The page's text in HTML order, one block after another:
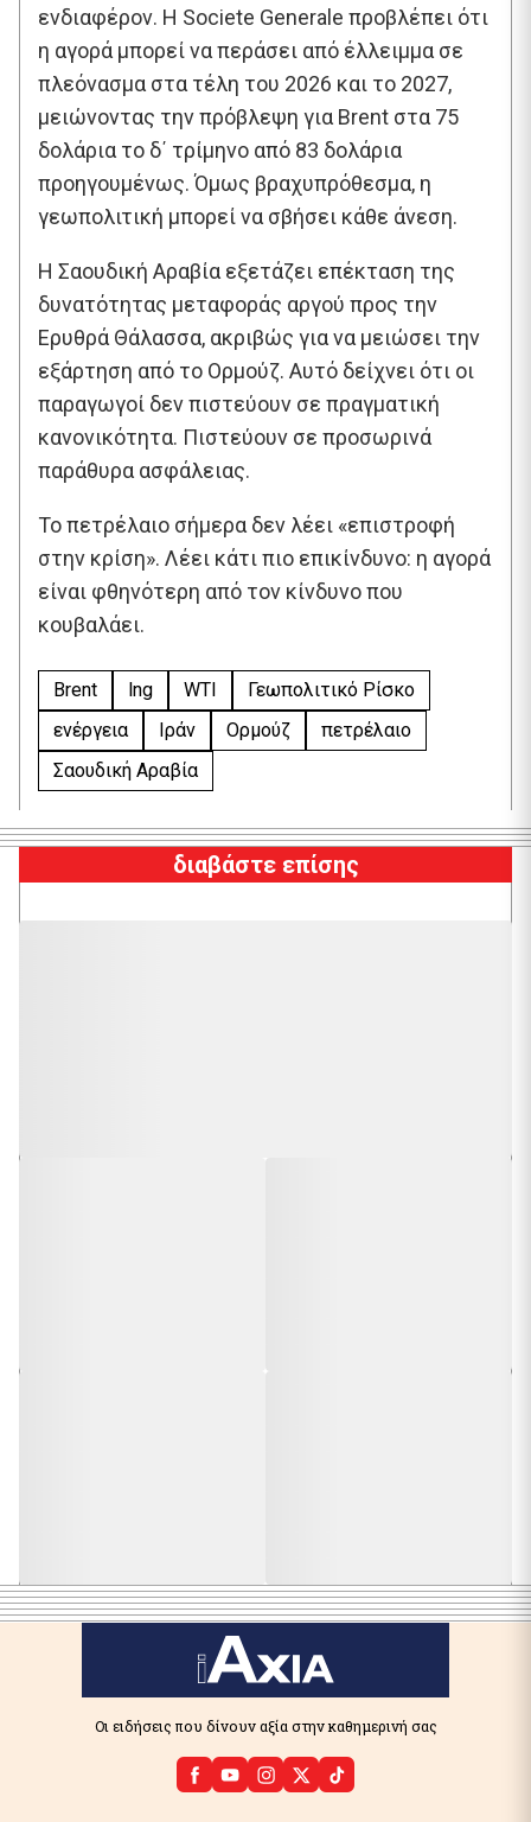
ενδιαφέρον. Η Societe Generale προβλέπει ότι
η αγορά μπορεί να περάσει από έλλειμμα σε
πλεόνασμα στα τέλη του 2026 και το 2027,
μειώνοντας την πρόβλεψη για Brent στα 75
δολάρια το δ΄ τρίμηνο από 83 δολάρια
προηγουμένως. Όμως βραχυπρόθεσμα, η
γεωπολιτική μπορεί να σβήσει κάθε άνεση.
Η Σαουδική Αραβία εξετάζει επέκταση της
δυνατότητας μεταφοράς αργού προς την
Ερυθρά Θάλασσα, ακριβώς για να μειώσει την
εξάρτηση από το Ορμούζ. Αυτό δείχνει ότι οι
παραγωγοί δεν πιστεύουν σε πραγματική
κανονικότητα. Πιστεύουν σε προσωρινά
παράθυρα ασφάλειας.
Το πετρέλαιο σήμερα δεν λέει «επιστροφή
στην κρίση». Λέει κάτι πιο επικίνδυνο: η αγορά
είναι φθηνότερη από τον κίνδυνο που
κουβαλάει.
Brent lng WTI
Γεωπολιτικό Ρίσκο
ενέργεια
Ιράν Ορμούζ
πετρέλαιο
Σαουδική Αραβία
διαβάστε επίσης
Οι ειδήσεις που δίνουν αξία στην καθημερινή σας